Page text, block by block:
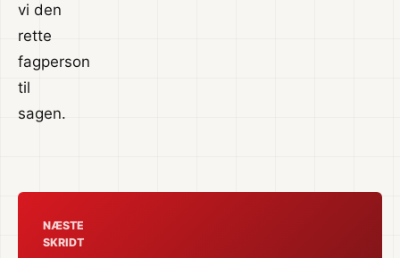
vi den
rette
fagperson
til
sagen.
NÆSTE
SKRIDT